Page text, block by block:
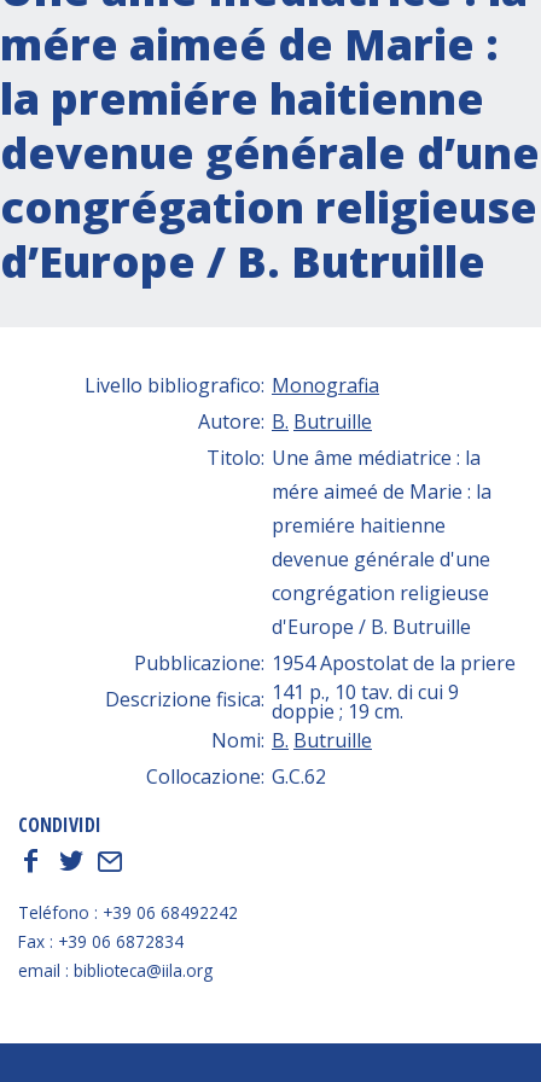
mére aimeé de Marie :
la premiére haitienne
devenue générale d’une
congrégation religieuse
d’Europe / B. Butruille
Livello bibliografico: Monografia
Autore: B. Butruille
Titolo: Une âme médiatrice : la
mére aimeé de Marie : la
premiére haitienne
devenue générale d'une
congrégation religieuse
d'Europe / B. Butruille
Pubblicazione: 1954 Apostolat de la priere
Descrizione fisica: 141 p., 10 tav. di cui 9
doppie ; 19 cm.
Nomi: B. Butruille
Collocazione: G.C.62
CONDIVIDI
f
t E
Teléfono : +39 06 68492242
Fax : +39 06 6872834
email : biblioteca@iila.org